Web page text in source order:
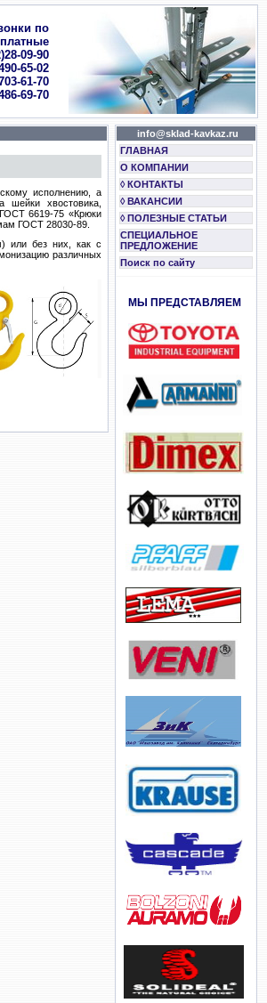
по
09-90
65-02
61-70
69-70
исполнению, а
хвостовика,
6619-75 «Крюки
ГОСТ 28030-89.
или без них, как с
различных
info@sklad-kavkaz.ru
ГЛАВНАЯ
О КОМПАНИИ
◊ КОНТАКТЫ
◊ ВАКАНСИИ
◊ ПОЛЕЗНЫЕ СТАТЬИ
СПЕЦИАЛЬНОЕ
ПРЕДЛОЖЕНИЕ
Поиск по сайту
МЫ ПРЕДСТАВЛЯЕМ